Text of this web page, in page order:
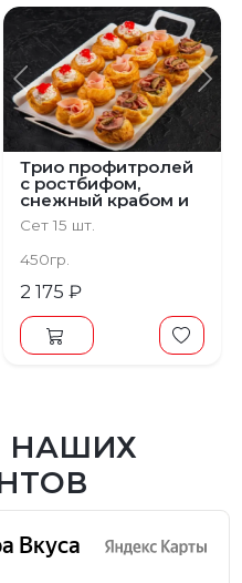
Предыдущий
Трио профитролей
с ростбифом,
снежный крабом и
ветчиной
Сет 15 шт.
450гр.
2 175 ₽
НАШИХ